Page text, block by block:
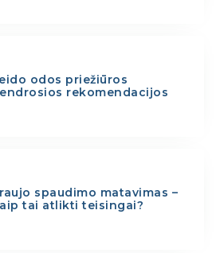
odos priežiūros
rekomendacijos
spaudimo matavimas –
tai atlikti teisingai?